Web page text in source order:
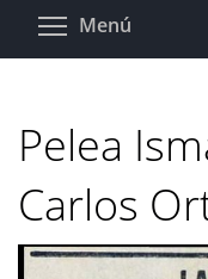
Pasar
Menú
Pelea
Carlos